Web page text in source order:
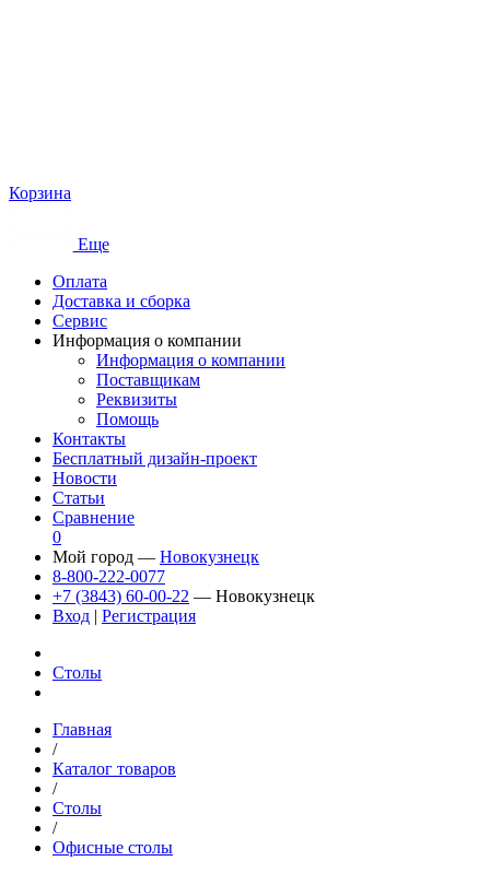
Корзина
Еще
Оплата
Доставка и сборка
Сервис
Информация о компании
Информация о компании
Поставщикам
Реквизиты
Помощь
Контакты
Бесплатный дизайн-проект
Новости
Статьи
Сравнение
0
Мой город — Новокузнецк
8-800-222-0077
+7 (3843) 60-00-22 — Новокузнецк
Вход | Регистрация
Столы
Главная
/
Каталог товаров
/
Столы
/
Офисные столы